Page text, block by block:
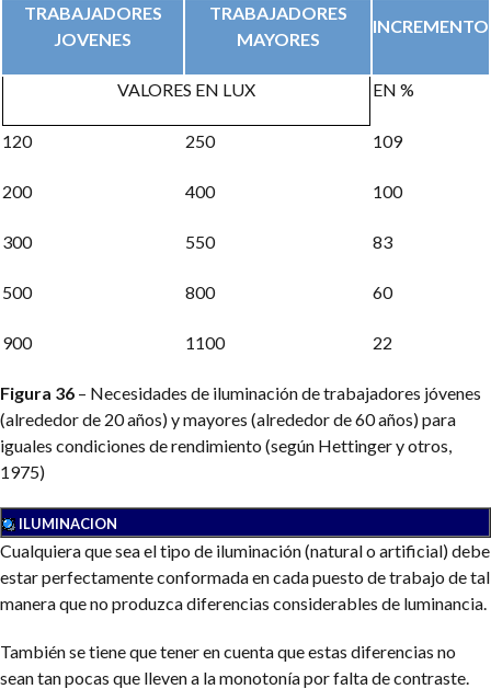
TRABAJADORES
JOVENES
TRABAJADORES
MAYORES
INCREMENTO
VALORES EN LUX EN %
120 250 109
200 400 100
300 550 83
500 800 60
900 1100 22
Figura 36 – Necesidades de iluminación de trabajadores jóvenes
(alrededor de 20 años) y mayores (alrededor de 60 años) para
iguales condiciones de rendimiento (según Hettinger y otros,
1975)
ILUMINACION
Cualquiera que sea el tipo de iluminación (natural o artificial) debe
estar perfectamente conformada en cada puesto de trabajo de tal
manera que no produzca diferencias considerables de luminancia.
También se tiene que tener en cuenta que estas diferencias no
sean tan pocas que lleven a la monotonía por falta de contraste.